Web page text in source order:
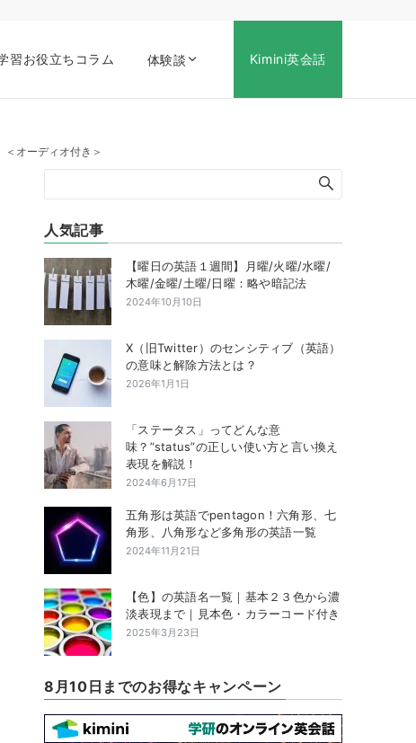
習お役立ちコラム 体験談 Kimini英会話
オーディオ付き＞
人気記事
【曜日の英語１週間】月曜/火曜/水曜/
木曜/金曜/土曜/日曜：略や暗記法
2024年10月10日
X（旧Twitter）のセンシティブ（英語）
の意味と解除方法とは？
2026年1月1日
「ステータス」ってどんな意
味？”status”の正しい使い方と言い換え
表現を解説！
2024年6月17日
五角形は英語でpentagon！六角形、七
角形、八角形など多角形の英語一覧
2024年11月21日
【色】の英語名一覧｜基本２３色から濃
淡表現まで｜見本色・カラーコード付き
2025年3月23日
8月10日までのお得なキャンペーン